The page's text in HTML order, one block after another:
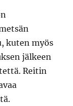
kuten myös
jälkeen
Reitin